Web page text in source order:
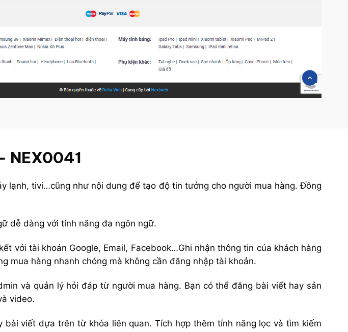
NEX0041
lạnh, tivi…cũng như nội dung để tạo độ tin tưởng cho người mua hàng. Đồng
dễ dàng với tính năng đa ngôn ngữ.
với tài khoản Google, Email, Facebook…Ghi nhận thông tin của khách hàng
mua hàng nhanh chóng mà không cần đăng nhập tài khoản.
và quản lý hỏi đáp từ người mua hàng. Bạn có thể đăng bài viết hay sản
video.
viết dựa trên từ khóa liên quan. Tích hợp thêm tính năng lọc và tìm kiếm